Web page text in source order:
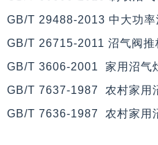
GB/T 29488-2013 中大功率
GB/T 26715-2011 沼气阀推
GB/T 3606-2001 家用沼气
GB/T 7637-1987 农村家用
GB/T 7636-1987 农村家用